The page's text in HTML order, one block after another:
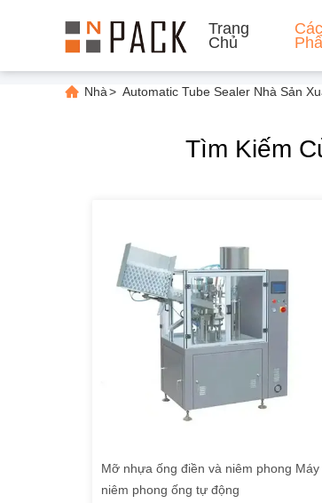
Trang
Chủ
Nhà> Automatic Tube Sealer Nhà Sản
Tìm Kiếm
Mỡ nhựa ống điền và niêm phong Máy
niêm phong ống tự động